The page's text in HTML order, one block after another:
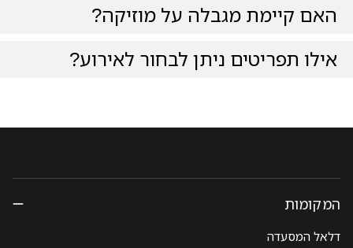
האם קיימת מגבלה על מוזיקה?
אילו תפריטים ניתן לבחור לאירוע?
המקומות
דלאל המסעדה